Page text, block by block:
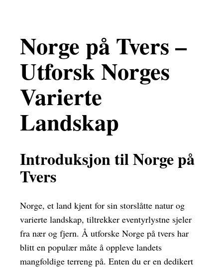
Norge på Tvers –
Utforsk Norges
Varierte
Landskap
Introduksjon til Norge på
Tvers
Norge, et land kjent for sin storslåtte natur og
varierte landskap, tiltrekker eventyrlystne sjeler
fra nær og fjern. Å utforske Norge på tvers har
blitt en populær måte å oppleve landets
mangfoldige terreng på. Enten du er en dedikert